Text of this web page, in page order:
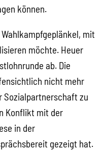
können.
mit
möchte. Heuer
ab. Die
nicht mehr
Sozialpartnerschaft zu
Konflikt mit der
in der
gezeigt hat.